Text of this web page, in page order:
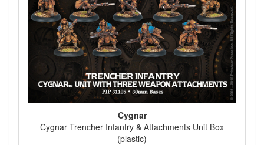
Cygnar
Cygnar Trencher Infantry & Attachments Unit Box
(plastic)